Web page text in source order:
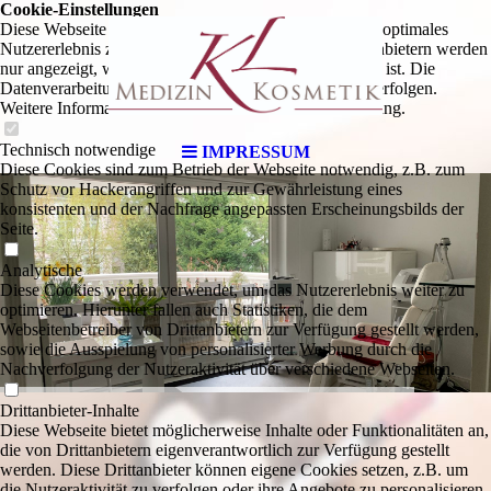
IMPRESSUM
Cookie-Einstellungen
Diese Webseite verwendet Cookies, um Besuchern ein optimales
Nutzererlebnis zu bieten. Bestimmte Inhalte von Drittanbietern werden
nur angezeigt, wenn die entsprechende Option aktiviert ist. Die
Datenverarbeitung kann dann auch in einem Drittland erfolgen.
Weitere Informationen hierzu in der Datenschutzerklärung.
Technisch notwendige
Diese Cookies sind zum Betrieb der Webseite notwendig, z.B. zum
Schutz vor Hackerangriffen und zur Gewährleistung eines
konsistenten und der Nachfrage angepassten Erscheinungsbilds der
Seite.
Analytische
Diese Cookies werden verwendet, um das Nutzererlebnis weiter zu
optimieren. Hierunter fallen auch Statistiken, die dem
Webseitenbetreiber von Drittanbietern zur Verfügung gestellt werden,
sowie die Ausspielung von personalisierter Werbung durch die
Nachverfolgung der Nutzeraktivität über verschiedene Webseiten.
Drittanbieter-Inhalte
Diese Webseite bietet möglicherweise Inhalte oder Funktionalitäten an,
die von Drittanbietern eigenverantwortlich zur Verfügung gestellt
werden. Diese Drittanbieter können eigene Cookies setzen, z.B. um